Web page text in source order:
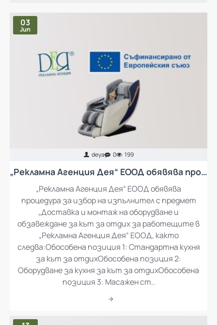
03
Jun
deya 0 199
„Рекламна Агенция Дея“ ЕООД обявява процедура за избор на изпълнител с предмет „Доставка и монтаж на оборудване и обзавеждане за кът за отдих за работещите в „Рекламна Агенция Дея“ ЕООД
„Рекламна Агенция Дея“ ЕООД обявява
процедура за избор на изпълнител с предмет
„Доставка и монтаж на оборудване и
обзавеждане за кът за отдих за работещите в
„Рекламна Агенция Дея“ ЕООД, както
следва:Обособена позиция 1: Стандартна кухня
за кът за отдихОбособена позиция 2:
Оборудване за кухня за кът за отдихОбособена
позиция 3: Масажен ст..